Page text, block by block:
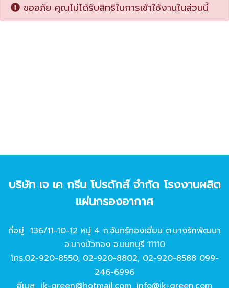
ขออภัย คุณไม่ได้รับสิทธิในการเข้าใช้งานในส่วนนี้
บริษัท เจ เค กรีน โปรดักส์ จํากัด โรงงานผลิต
แผ่นกรองอากาศ
ที่อยู่ 136/11-10-12 หมู่ 4 ถ.จันทร์ทองเอี่ยม ต.บางรักพัฒนา
อ.บางบัวทอง จ.นนทบุรี 11110
โทร.02-920-8550, 02-920-8802, 02-920-8588 099-
246-6996